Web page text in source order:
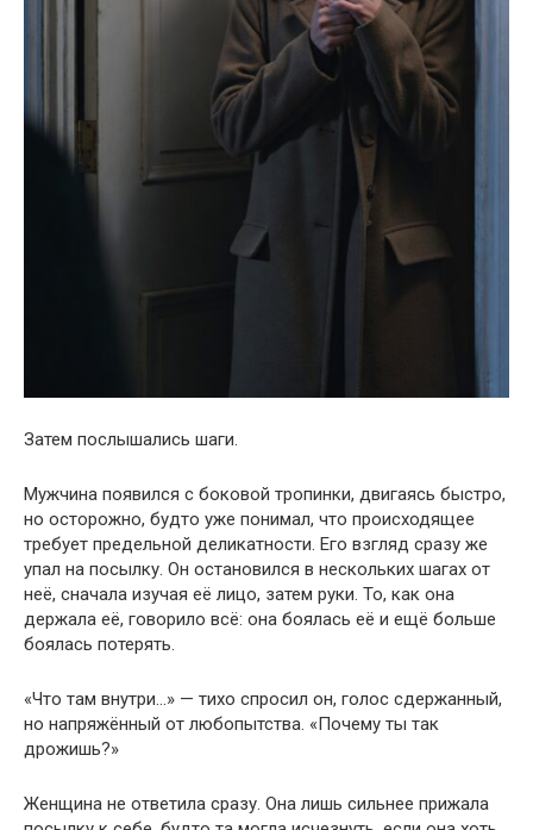
Затем послышались шаги.
Мужчина появился с боковой тропинки, двигаясь быстро,
но осторожно, будто уже понимал, что происходящее
требует предельной деликатности. Его взгляд сразу же
упал на посылку. Он остановился в нескольких шагах от
неё, сначала изучая её лицо, затем руки. То, как она
держала её, говорило всё: она боялась её и ещё больше
боялась потерять.
«Что там внутри…» — тихо спросил он, голос сдержанный,
но напряжённый от любопытства. «Почему ты так
дрожишь?»
Женщина не ответила сразу. Она лишь сильнее прижала